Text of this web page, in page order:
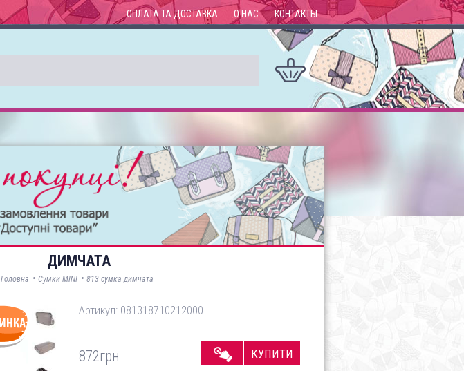
ОПЛАТА ТА ДОСТАВКА О НАС КОНТАКТЫ
ДИМЧАТА
Головна • Сумки MINI • 813 сумка димчата
Артикул: 081318710212000
872грн КУПИТИ